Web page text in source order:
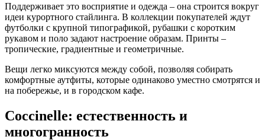
Поддерживает это восприятие и одежда – она строится вокруг
идеи курортного стайлинга. В коллекции покупателей ждут
футболки с крупной типографикой, рубашки с коротким
рукавом и поло задают настроение образам. Принты –
тропические, градиентные и геометричные.
Вещи легко миксуются между собой, позволяя собирать
комфортные аутфиты, которые одинаково уместно смотрятся и
на побережье, и в городском кафе.
Coccinelle: естественность и
многогранность